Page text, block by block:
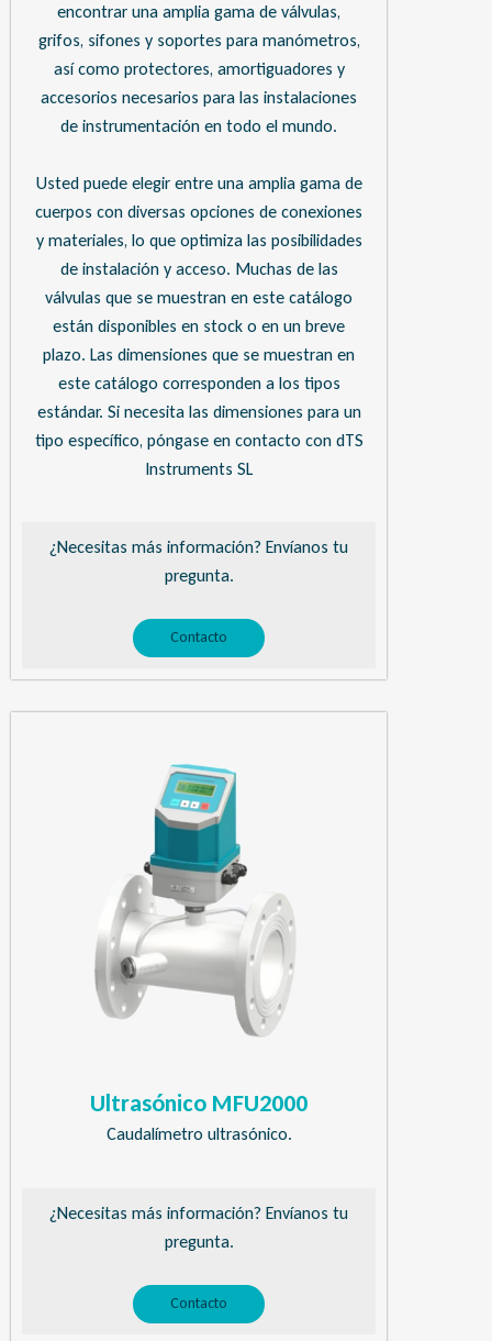
encontrar una amplia gama de válvulas,
grifos, sifones y soportes para manómetros,
así como protectores, amortiguadores y
accesorios necesarios para las instalaciones
de instrumentación en todo el mundo.
Usted puede elegir entre una amplia gama de
cuerpos con diversas opciones de conexiones
y materiales, lo que optimiza las posibilidades
de instalación y acceso. Muchas de las
válvulas que se muestran en este catálogo
están disponibles en stock o en un breve
plazo. Las dimensiones que se muestran en
este catálogo corresponden a los tipos
estándar. Si necesita las dimensiones para un
tipo específico, póngase en contacto con dTS
Instruments SL
¿Necesitas más información? Envíanos tu
pregunta.
Contacto
Ultrasónico MFU2000
Caudalímetro ultrasónico.
¿Necesitas más información? Envíanos tu
pregunta.
Contacto